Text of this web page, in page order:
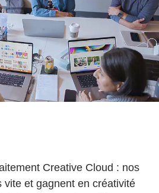
Creative Cloud : nos
vite et gagnent en créativité